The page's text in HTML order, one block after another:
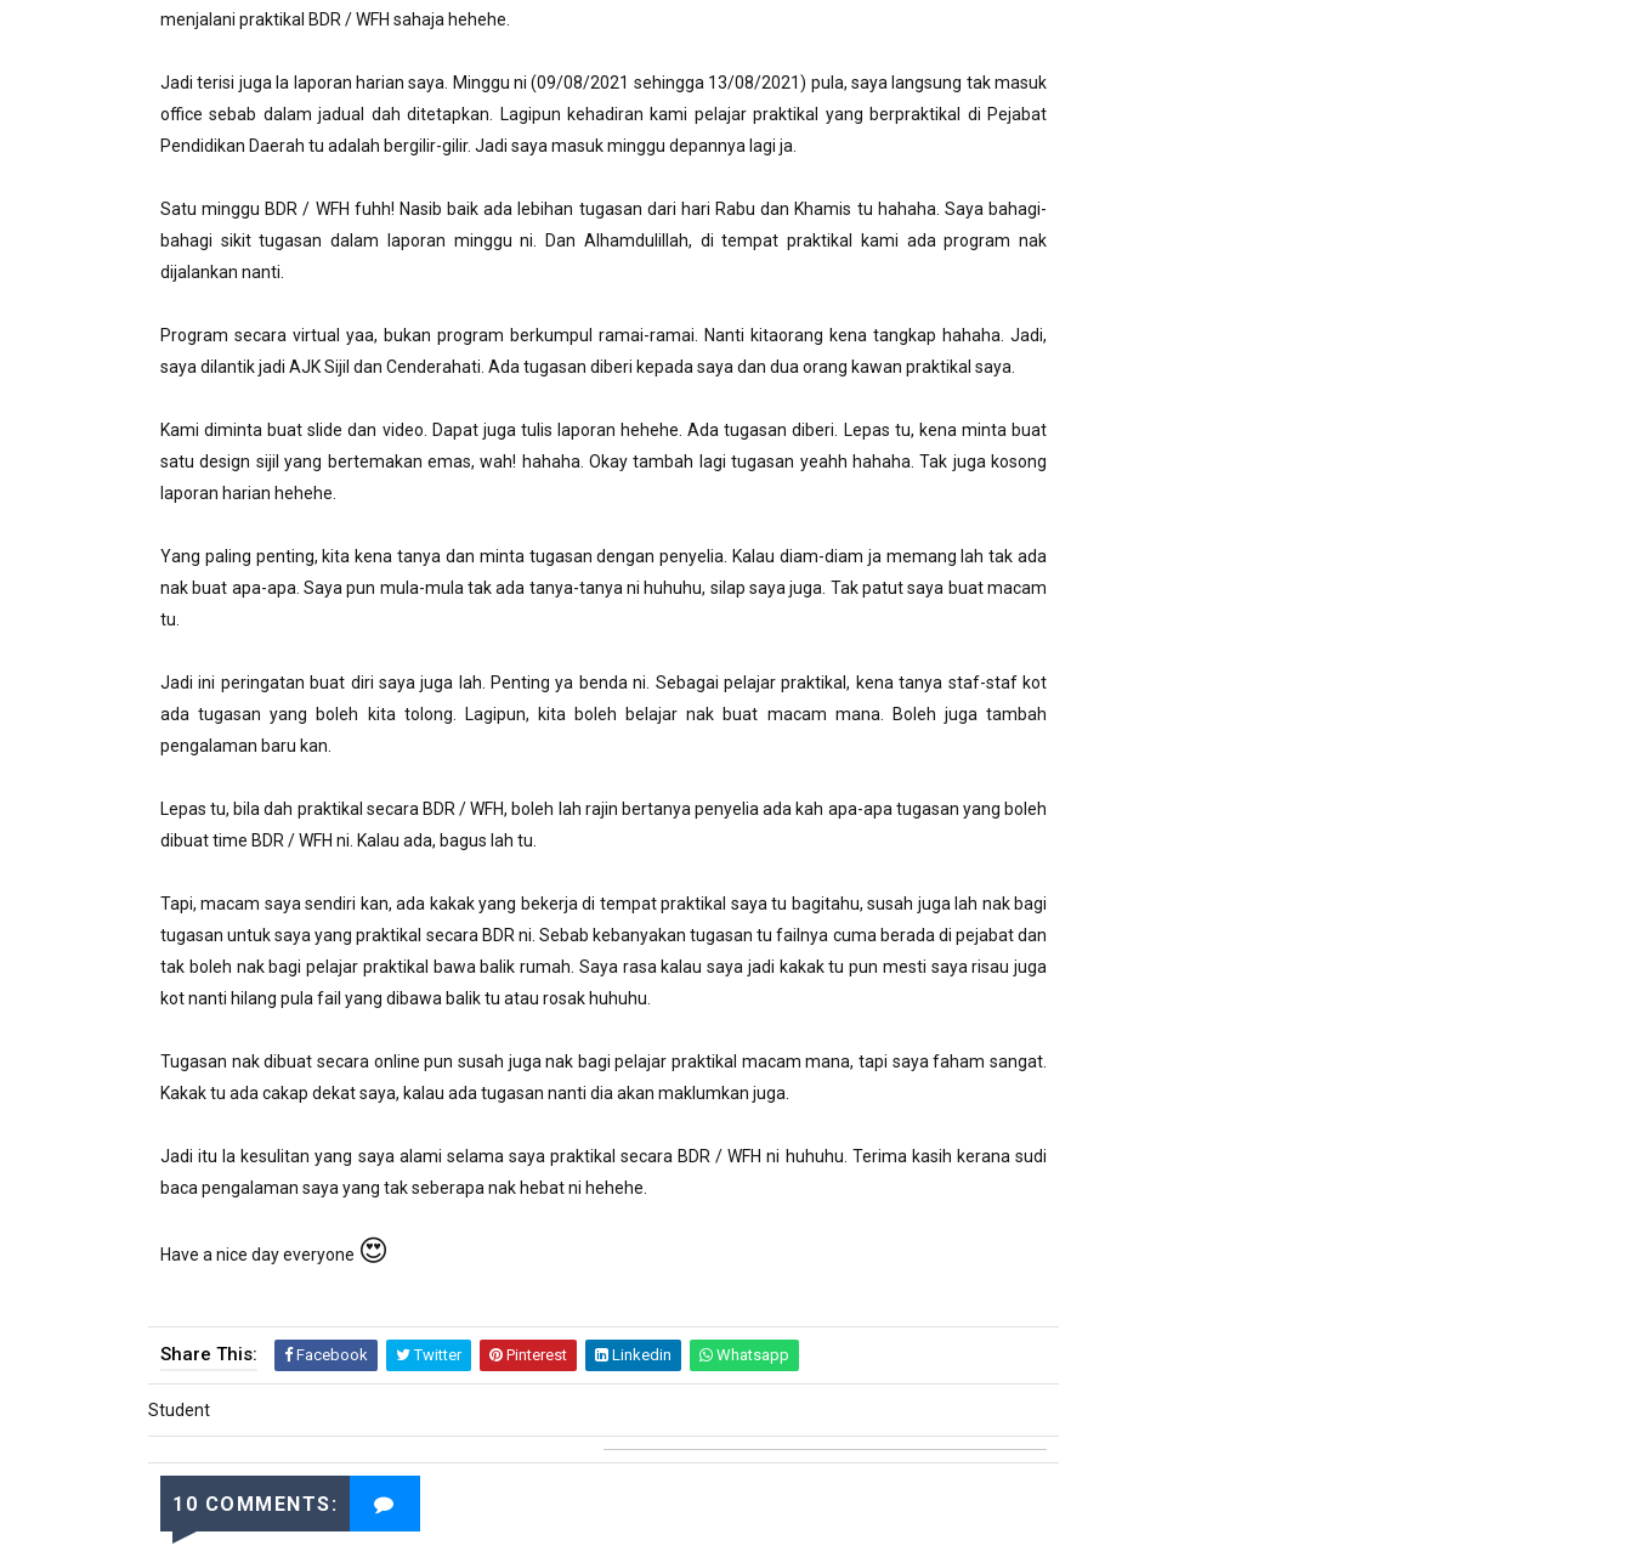
menjalani praktikal BDR / WFH sahaja hehehe.
Jadi terisi juga la laporan harian saya. Minggu ni (09/08/2021 sehingga 13/08/2021) pula, saya langsung tak masuk
office sebab dalam jadual dah ditetapkan. Lagipun kehadiran kami pelajar praktikal yang berpraktikal di Pejabat
Pendidikan Daerah tu adalah bergilir-gilir. Jadi saya masuk minggu depannya lagi ja.
Satu minggu BDR / WFH fuhh! Nasib baik ada lebihan tugasan dari hari Rabu dan Khamis tu hahaha. Saya bahagi-
bahagi sikit tugasan dalam laporan minggu ni. Dan Alhamdulillah, di tempat praktikal kami ada program nak
dijalankan nanti.
Program secara virtual yaa, bukan program berkumpul ramai-ramai. Nanti kitaorang kena tangkap hahaha. Jadi,
saya dilantik jadi AJK Sijil dan Cenderahati. Ada tugasan diberi kepada saya dan dua orang kawan praktikal saya.
Kami diminta buat slide dan video. Dapat juga tulis laporan hehehe. Ada tugasan diberi. Lepas tu, kena minta buat
satu design sijil yang bertemakan emas, wah! hahaha. Okay tambah lagi tugasan yeahh hahaha. Tak juga kosong
laporan harian hehehe.
Yang paling penting, kita kena tanya dan minta tugasan dengan penyelia. Kalau diam-diam ja memang lah tak ada
nak buat apa-apa. Saya pun mula-mula tak ada tanya-tanya ni huhuhu, silap saya juga. Tak patut saya buat macam
tu.
Jadi ini peringatan buat diri saya juga lah. Penting ya benda ni. Sebagai pelajar praktikal, kena tanya staf-staf kot
ada tugasan yang boleh kita tolong. Lagipun, kita boleh belajar nak buat macam mana. Boleh juga tambah
pengalaman baru kan.
Lepas tu, bila dah praktikal secara BDR / WFH, boleh lah rajin bertanya penyelia ada kah apa-apa tugasan yang boleh
dibuat time BDR / WFH ni. Kalau ada, bagus lah tu.
Tapi, macam saya sendiri kan, ada kakak yang bekerja di tempat praktikal saya tu bagitahu, susah juga lah nak bagi
tugasan untuk saya yang praktikal secara BDR ni. Sebab kebanyakan tugasan tu failnya cuma berada di pejabat dan
tak boleh nak bagi pelajar praktikal bawa balik rumah. Saya rasa kalau saya jadi kakak tu pun mesti saya risau juga
kot nanti hilang pula fail yang dibawa balik tu atau rosak huhuhu.
Tugasan nak dibuat secara online pun susah juga nak bagi pelajar praktikal macam mana, tapi saya faham sangat.
Kakak tu ada cakap dekat saya, kalau ada tugasan nanti dia akan maklumkan juga.
Jadi itu la kesulitan yang saya alami selama saya praktikal secara BDR / WFH ni huhuhu. Terima kasih kerana sudi
baca pengalaman saya yang tak seberapa nak hebat ni hehehe.
Have a nice day everyone 😍
Share This: Facebook Twitter Pinterest Linkedin Whatsapp
Student
10 COMMENTS: